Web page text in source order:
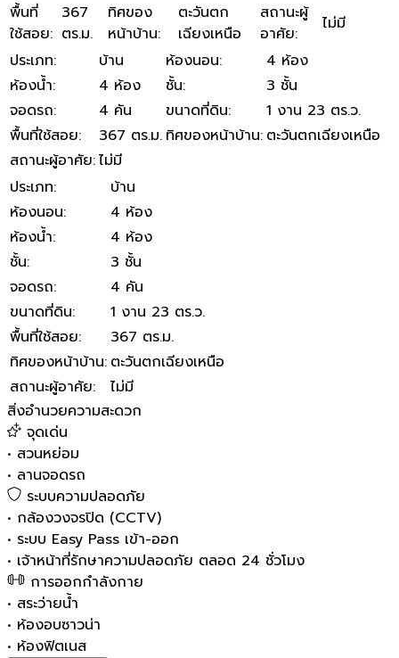
พื้นที่
ใช้สอย:
367
ตร.ม.
ทิศของ
หน้าบ้าน:
ตะวันตก
เฉียงเหนือ
สถานะผู้
อาศัย:
ไม่มี
ประเภท: บ้าน ห้องนอน:
4 ห้อง
ห้องน้ำ: 4 ห้อง ชั้น:
3 ชั้น
จอดรถ: 4 คัน ขนาดที่ดิน:
1 งาน 23 ตร.ว.
พื้นที่ใช้สอย: 367 ตร.ม. ทิศของหน้าบ้าน: ตะวันตกเฉียงเหนือ
สถานะผู้อาศัย:ไม่มี
ประเภท:
บ้าน
ห้องนอน:
4 ห้อง
ห้องน้ำ:
4 ห้อง
ชั้น:
3 ชั้น
จอดรถ:
4 คัน
ขนาดที่ดิน:
1 งาน 23 ตร.ว.
พื้นที่ใช้สอย:
367 ตร.ม.
ทิศของหน้าบ้าน: ตะวันตกเฉียงเหนือ
สถานะผู้อาศัย:
ไม่มี
สิ่งอำนวยความสะดวก
จุดเด่น
• สวนหย่อม
• ลานจอดรถ
ระบบความปลอดภัย
• กล้องวงจรปิด (CCTV)
• ระบบ Easy Pass เข้า-ออก
• เจ้าหน้าที่รักษาความปลอดภัย ตลอด 24 ชั่วโมง
การออกกำลังกาย
• สระว่ายน้ำ
• ห้องอบซาวน่า
• ห้องฟิตเนส